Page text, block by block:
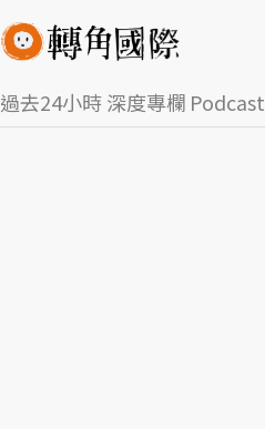
過去24小時深度專欄 Podcast